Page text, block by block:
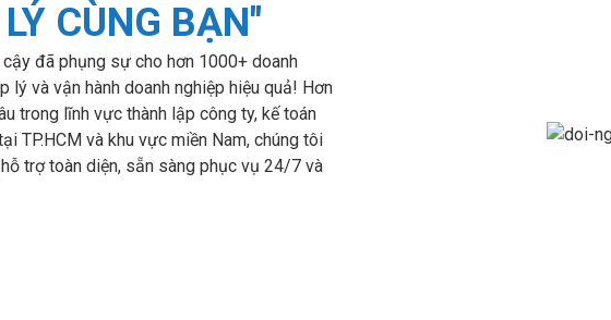
CÙNG BẠN"
đã phụng sự cho hơn 1000+ doanh
lý và vận hành doanh nghiệp hiệu quả! Hơn
trong lĩnh vực thành lập công ty, kế toán
TP.HCM và khu vực miền Nam, chúng tôi
trợ toàn diện, sẵn sàng phục vụ 24/7 và